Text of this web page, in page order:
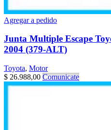
Agregar a pedido
Junta Multiple Escape
2004 (379-ALT)
Toyota, Motor
$ 26.988,00 Comunicate